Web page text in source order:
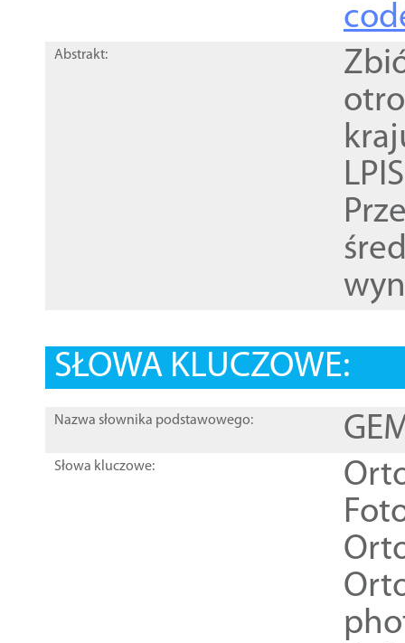
Abstrakt:
SŁOWA KLUCZOWE:
Nazwa słownika podstawowego:
Słowa kluczowe: